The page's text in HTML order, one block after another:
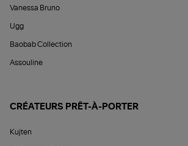
Vanessa Bruno
Ugg
Baobab Collection
Assouline
CRÉATEURS PRÊT-À-PORTER
Kujten